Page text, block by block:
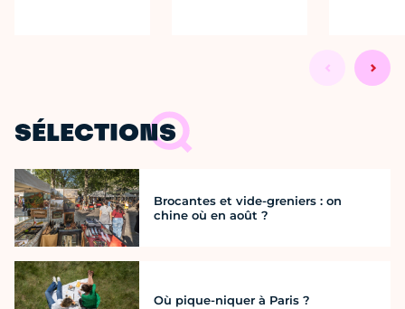
SÉLECTIONS
Brocantes et vide-greniers : on
chine où en août ?
Où pique-niquer à Paris ?